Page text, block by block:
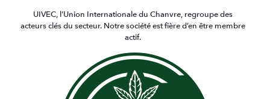
UIVEC, l’Union Internationale du Chanvre, regroupe des
acteurs clés du secteur. Notre société est fière d’en être membre
actif.